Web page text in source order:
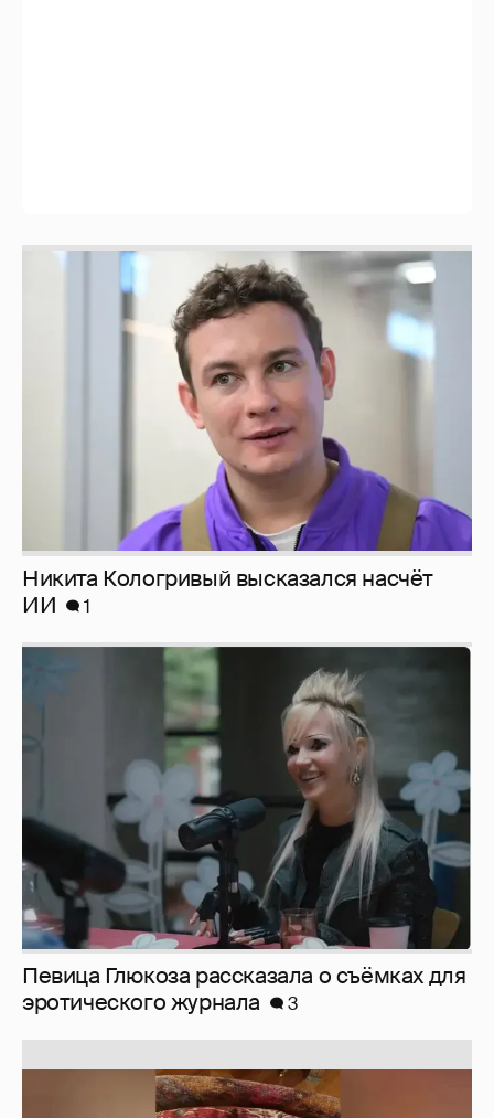
Никита Кологривый высказался насчёт
Певица Глюкоза рассказала о съёмках для
эротического журнала
3
Юлия Высоцкая выложила селфи без